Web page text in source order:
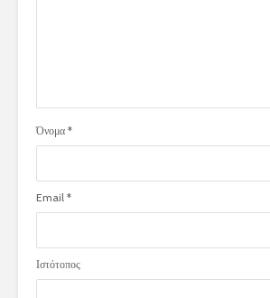
Όνομα *
Email *
Ιστότοπος